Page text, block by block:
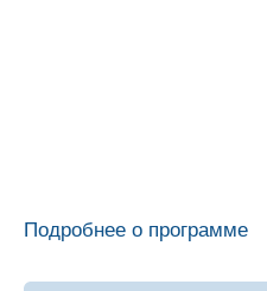
Подробнее о программе